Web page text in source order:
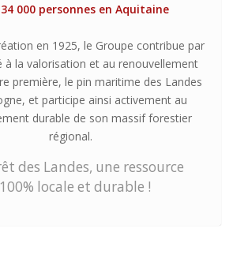
34 000 personnes en Aquitaine
en 1925, le Groupe contribue par
à la valorisation et au renouvellement
première, le pin maritime des Landes
et participe ainsi activement au
durable de son massif forestier
régional.
des Landes, une ressource
100% locale et durable !